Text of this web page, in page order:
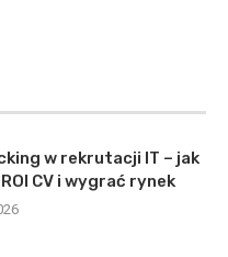
w rekrutacji IT – jak
CV i wygrać rynek